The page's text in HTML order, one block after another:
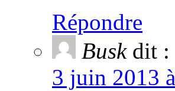
Répondre
Busk dit :
3 juin 2013